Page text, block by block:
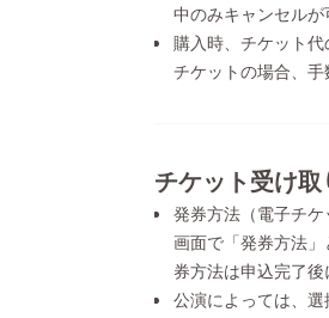
中のみキャンセルが
購入時、チケット
チケットの場合、手
チケット受け
発券方法（電子チ
画面で「発券方法
券方法は申込完了後
公演によっては、